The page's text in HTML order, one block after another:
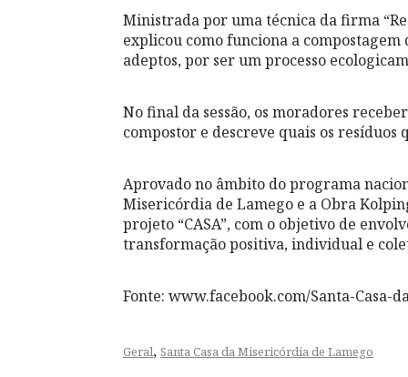
Ministrada por uma técnica da firma
explicou como funciona a
adeptos, por ser um processo
No final da sessão, os moradores
compostor e descreve quais os resíduos
Aprovado no âmbito do programa
Misericórdia de Lamego e a Obra
projeto “CASA”, com o objetivo de
transformação positiva, individual e
Fonte: www.facebook.com/Santa-Casa-
Geral, Santa Casa da Misericórdia de Lamego